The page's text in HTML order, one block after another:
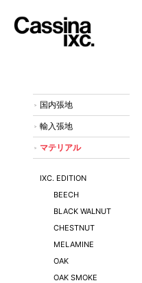
国内張地
輸入張地
マテリアル
IXC. EDITION
BEECH
BLACK WALNUT
CHESTNUT
MELAMINE
OAK
OAK SMOKE